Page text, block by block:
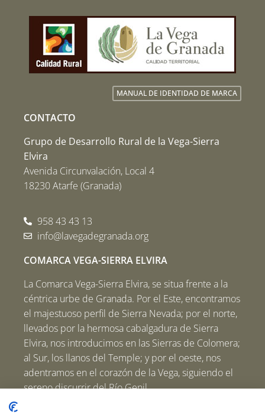
MANUAL DE IDENTIDAD DE MARCA
CONTACTO
Grupo de Desarrollo Rural de la Vega-Sierra
Elvira
Avenida Circunvalación, Local 4
18230 Atarfe (Granada)
958 43 43 13
info@lavegadegranada.org
COMARCA VEGA-SIERRA ELVIRA
La Comarca Vega-Sierra Elvira, se situa frente a la
céntrica urbe de Granada. Por el Este, encontramos
el majestuoso perfil de Sierra Nevada; por el norte,
llevados por la hermosa cabalgadura de Sierra
Elvira, nos introducimos en las Sierras de Colomera;
al Sur, los llanos del Temple; y por el oeste, nos
adentramos en el corazón de la Vega, siguiendo el
sereno discurrir del Río Genil.